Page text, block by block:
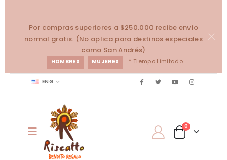
Por compras superiores a $250.000 recibe envío
normal gratis. (No aplica para destinos especiales
como San Andrés)
HOMBRES MUJERES * Tiempo Limitado.
ENG
0